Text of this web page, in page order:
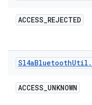
ACCESS_REJECTED
Sl4aBluetoothUtil .
ACCESS_UNKNOWN